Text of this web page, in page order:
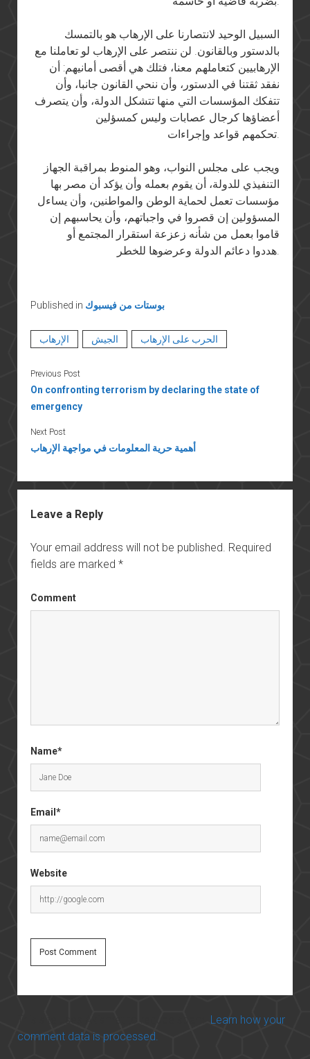
السبيل الوحيد لانتصارنا على الإرهاب هو بالتمسك
بالدستور وبالقانون. لن ننتصر على الإرهاب لو تعاملنا مع
الإرهابيين كتعاملهم معنا، فتلك هي أقصى أمانيهم: أن
نفقد ثقتنا في الدستور، وأن ننحي القانون جانبا، وأن
تتفكك المؤسسات التي منها تتشكل الدولة، وأن يتصرف
أعضاؤها كرجال عصابات وليس كمسؤلين
تحكمهم قواعد وإجراءات.
ويجب على مجلس النواب، وهو المنوط بمراقبة الجهاز
التنفيذي للدولة، أن يقوم بعمله وأن يؤكد أن مصر بها
مؤسسات تعمل لحماية الوطن والمواطنين، وأن يساءل
المسؤولين إن قصروا في واجباتهم، وأن يحاسبهم إن
قاموا بعمل من شأنه زعزعة استقرار المجتمع أو
هددوا دعائم الدولة وعرضوها للخطر.
Published in بوستات من فيسبوك
الإرهاب الجيش الحرب على الإرهاب
Previous Post
On confronting terrorism by declaring the state of
emergency
Next Post
أهمية حرية المعلومات في مواجهة الإرهاب
Leave a Reply
Your email address will not be published. Required
fields are marked *
Comment
Name*
Email*
Website
Learn how your
comment data is processed.